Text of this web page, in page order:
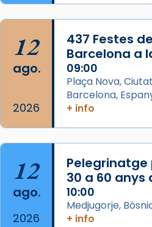
Acompanyant la
partir de l’Edat Mitjana
que les santes Juliana
Semproniana (“relatiu a
eterna”) són deixebles
frare Joan Gaspar Roig,
que les santes són filles
Mataró en reivindicarà
Foto
View on Facebook ·
12
ago.
2026
437 Festes
Barcelona a
09:00
Plaça Nova,
Barcelona,
+ info
12
ago.
2026
Pelegrinatge
30 a 60 anys
10:00
Medjugorje,
+ info